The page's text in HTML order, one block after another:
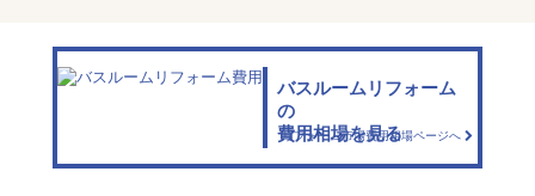
バスルームリフォーム
の
費用相場を見る
リフォーム市場費用相場ページへ